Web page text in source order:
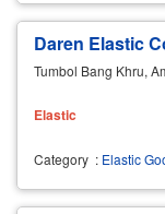
Daren Elastic
Tumbol Bang Khru,
Elastic
Category : Elastic